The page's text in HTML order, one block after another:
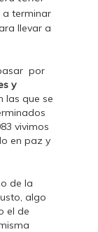
a terminar
llevar a
por
y
las que se
vivimos
en paz y
de la
algo
el de